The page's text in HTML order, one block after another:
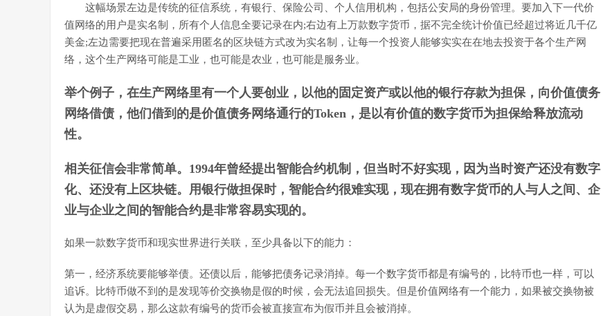
这幅场景左边是传统的征信系统，有银行、保险公司、个人信用机构，包括公安局的身份管理。要加入下一代价
值网络的用户是实名制，所有个人信息全要记录在内;右边有上万款数字货币，据不完全统计价值已经超过将近几千亿
美金;左边需要把现在普遍采用匿名的区块链方式改为实名制，让每一个投资人能够实实在在地去投资于各个生产网
络，这个生产网络可能是工业，也可能是农业，也可能是服务业。
举个例子，在生产网络里有一个人要创业，以他的固定资产或以他的银行存款为担保，向价值债务
网络借债，他们借到的是价值债务网络通行的Token，是以有价值的数字货币为担保给释放流动
性。
相关征信会非常简单。1994年曾经提出智能合约机制，但当时不好实现，因为当时资产还没有数字
化、还没有上区块链。用银行做担保时，智能合约很难实现，现在拥有数字货币的人与人之间、企
业与企业之间的智能合约是非常容易实现的。
如果一款数字货币和现实世界进行关联，至少具备以下的能力：
第一，经济系统要能够举债。还债以后，能够把债务记录消掉。每一个数字货币都是有编号的，比特币也一样，可以
追诉。比特币做不到的是发现等价交换物是假的时候，会无法追回损失。但是价值网络有一个能力，如果被交换物被
认为是虚假交易，那么这款有编号的货币会被直接宣布为假币并且会被消掉。